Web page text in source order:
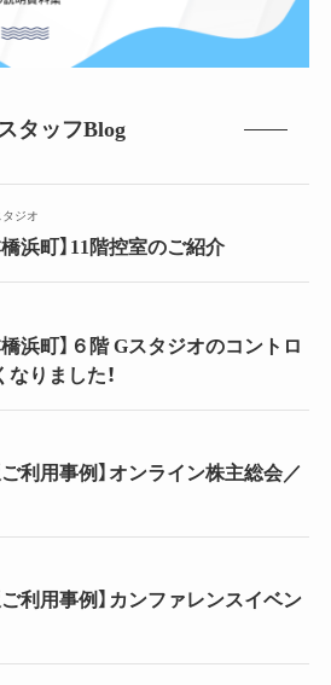
スタッフBlog
ジオ
浜町】11階控室のご紹介
浜町】６階 Gスタジオのコントロ
りました！
利用事例】オンライン株主総会／
利用事例】カンファレンスイベン